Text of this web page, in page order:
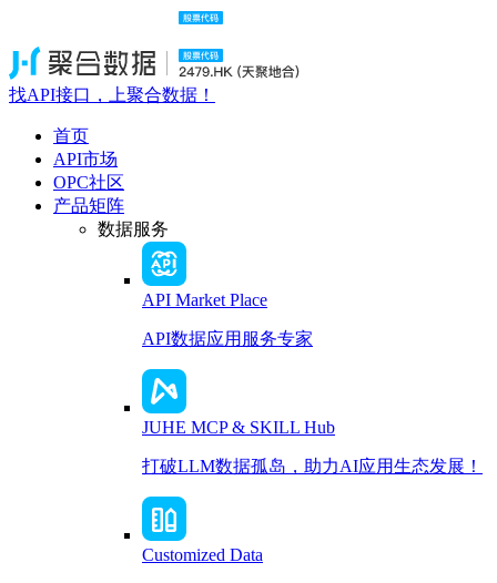
找API接口，上聚合数据！
首页
API市场
OPC社区
产品矩阵
数据服务
API Market Place
API数据应用服务专家
JUHE MCP & SKILL Hub
打破LLM数据孤岛，助力AI应用生态发展！
Customized Data